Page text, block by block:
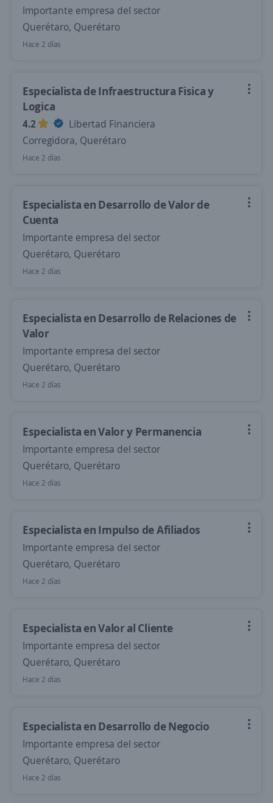
Importante empresa del sector
Querétaro, Querétaro
Hace 2 días
Especialista de Infraestructura Fisica y
Logica
4.2
Libertad Financiera
Corregidora, Querétaro
Hace 2 días
Especialista en Desarrollo de Valor de
Cuenta
Importante empresa del sector
Querétaro, Querétaro
Hace 2 días
Especialista en Desarrollo de Relaciones de
Valor
Importante empresa del sector
Querétaro, Querétaro
Hace 2 días
Especialista en Valor y Permanencia
Importante empresa del sector
Querétaro, Querétaro
Hace 2 días
Especialista en Impulso de Afiliados
Importante empresa del sector
Querétaro, Querétaro
Hace 2 días
Especialista en Valor al Cliente
Importante empresa del sector
Querétaro, Querétaro
Hace 2 días
Especialista en Desarrollo de Negocio
Importante empresa del sector
Querétaro, Querétaro
Hace 2 días